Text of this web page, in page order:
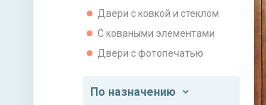
Двери с ковкой и стеклом
С коваными элементами
Двери с фотопечатью
По назначению